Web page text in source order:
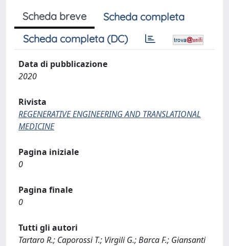
Scheda breve
Scheda completa
Scheda completa (DC)
Data di pubblicazione
2020
Rivista
REGENERATIVE ENGINEERING AND TRANSLATIONAL
MEDICINE
Pagina iniziale
0
Pagina finale
0
Tutti gli autori
Tartaro R.; Caporossi T.; Virgili G.; Barca F.; Giansanti